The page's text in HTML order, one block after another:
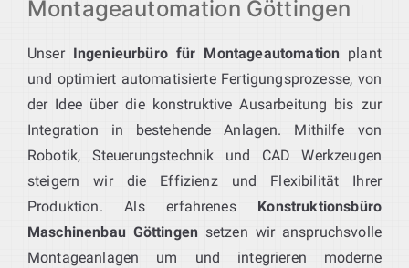
Montageautomation Göttingen
Unser Ingenieurbüro für Montageautomation plant
und optimiert automatisierte Fertigungsprozesse, von
der Idee über die konstruktive Ausarbeitung bis zur
Integration in bestehende Anlagen. Mithilfe von
Robotik, Steuerungstechnik und CAD Werkzeugen
steigern wir die Effizienz und Flexibilität Ihrer
Produktion. Als erfahrenes Konstruktionsbüro
Maschinenbau Göttingen setzen wir anspruchsvolle
Montageanlagen um und integrieren moderne